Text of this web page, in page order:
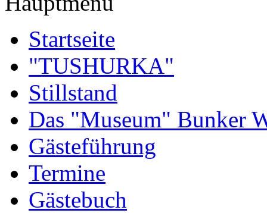
Startseite
"TUSHURKA"
Stillstand
Das "Museum" Bunker
Gästeführung
Termine
Gästebuch